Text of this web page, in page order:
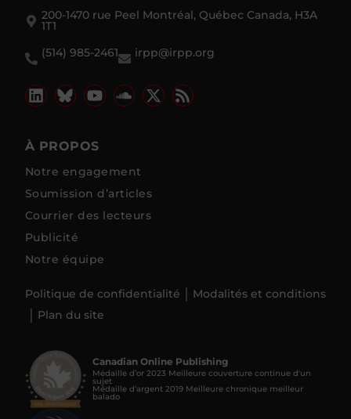
200-1470 rue Peel Montréal, Québec Canada, H3A
1T1
(514) 985-2461
irpp@irpp.org
À PROPOS
Notre engagement
Soumission d’articles
Courrier des lecteurs
Publicité
Notre équipe
Politique de confidentialité
Modalités et conditions
Plan du site
Canadian Online Publishing
Médaille d’or 2023 Meilleure couverture continue d'un
sujet
Médaille d’argent 2019 Meilleure chronique meilleur
balado